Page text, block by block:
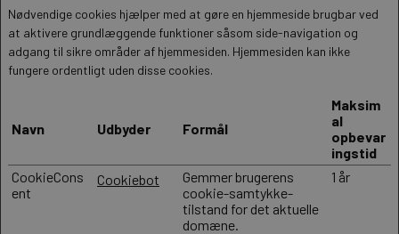
Nødvendige cookies hjælper med at gøre en hjemmeside brugbar ved
at aktivere grundlæggende funktioner såsom side-navigation og
adgang til sikre områder af hjemmesiden. Hjemmesiden kan ikke
fungere ordentligt uden disse cookies.
Navn Udbyder Formål
Maksim
al
opbevar
ingstid
CookieCons
ent
Cookiebot
Gemmer brugerens
cookie-samtykke-
tilstand for det aktuelle
domæne.
1 år